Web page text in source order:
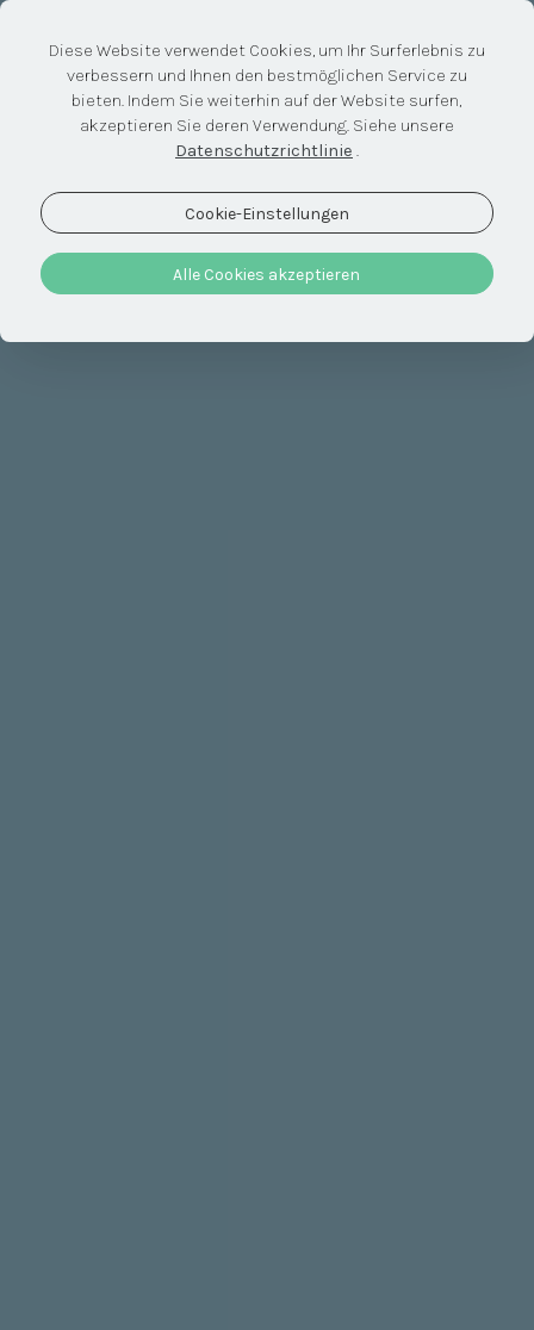
Diese Website verwendet Cookies, um Ihr Surferlebnis zu
verbessern und Ihnen den bestmöglichen Service zu
bieten. Indem Sie weiterhin auf der Website surfen,
akzeptieren Sie deren Verwendung. Siehe unsere
Datenschutzrichtlinie .
Cookie-Einstellungen
Alle Cookies akzeptieren